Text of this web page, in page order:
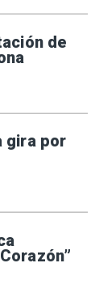
de
gira por